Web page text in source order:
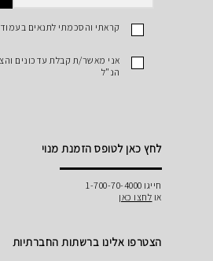
קראתי והסכמתי לתנאים בעמודמדיניות
אני מאשר/ת קבלת עדכונים והצעות מכר
הנ"ל
לחץ כאן לטופס הזמנת מנוי
לחצו כאן
הצטרפו אלינו ברשתות החברתיות